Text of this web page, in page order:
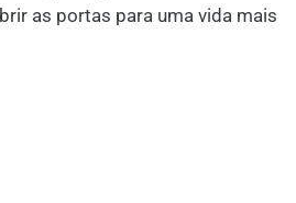
as portas para uma vida mais